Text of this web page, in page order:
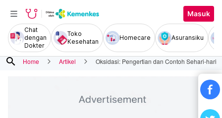
Masuk
Chat
dengan
Dokter
Toko
Kesehatan
Homecare Asuransiku
search Home Artikel Oksidasi: Pengertian dan Contoh Sehari-hari